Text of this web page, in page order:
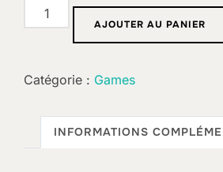
quantité
de
:
AJOUTER AU PANIER
Catégorie : Games
INFORMATIONS